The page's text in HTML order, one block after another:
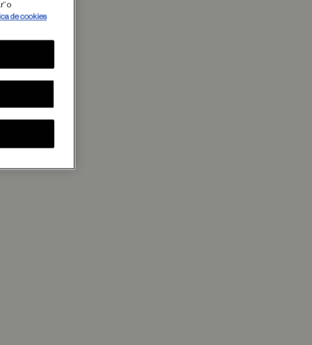
favoritos
o
de cookies